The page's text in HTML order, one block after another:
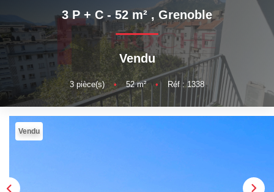
GESTION LOCATIVE
NOTRE AGENCE
ESTIMATION
3 P + C - 52 m² , Grenoble
Vendu
3pièce(s) • 52m² • Réf : 1338
Vendu